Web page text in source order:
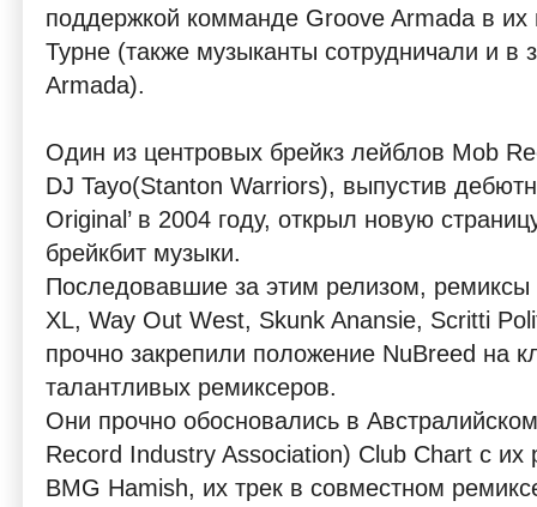
поддержкой комманде Groove Armada в
Турне (также музыканты сотрудничали и в
Armada).
Один из центровых брейкз лейблов Mob
DJ Tayo(Stanton Warriors), выпустив
Original’ в 2004 году, открыл новую
брейкбит музыки.
Последовавшие за этим релизом, ремиксы
XL, Way Out West, Skunk Anansie, Scritti
прочно закрепили положение NuBreed на
талантливых ремиксеров.
Они прочно обосновались в
Record Industry Association) Club Chart с их
BMG Hamish, их трек в совместном